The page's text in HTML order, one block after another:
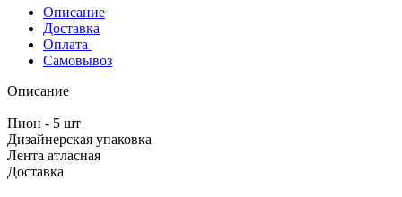
Описание
Доставка
Оплата
Самовывоз
Описание
Пион - 5 шт
Дизайнерская упаковка
Лента атласная
Доставка